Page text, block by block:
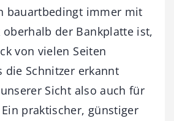
bauartbedingt immer mit
oberhalb der Bankplatte ist,
von vielen Seiten
die Schnitzer erkannt
Sicht also auch für
praktischer, günstiger